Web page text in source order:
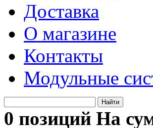
Доставка
О магазине
Контакты
Модульные
Найти
0 позиций На